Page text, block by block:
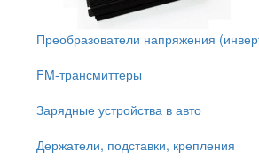
Преобразователи напряжения
FM-трансмиттеры
Зарядные устройства в авто
Держатели, подставки, крепления